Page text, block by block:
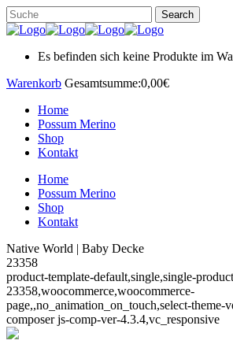
Es befinden sich keine Produkte im
Warenkorb Gesamtsumme:0,00€
Home
Possum Merino
Shop
Kontakt
Home
Possum Merino
Shop
Kontakt
Native World | Baby Decke
23358
product-template-default,single,single-
23358,woocommerce,woocommerce-
page,,no_animation_on_touch,select-theme-
composer js-comp-ver-4.3.4,vc_responsive